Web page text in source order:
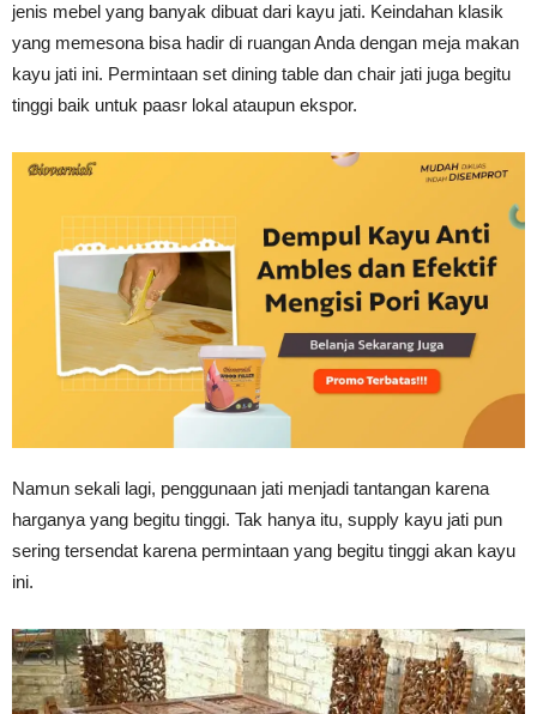
jenis mebel yang banyak dibuat dari kayu jati. Keindahan klasik
yang memesona bisa hadir di ruangan Anda dengan meja makan
kayu jati ini. Permintaan set dining table dan chair jati juga begitu
tinggi baik untuk paasr lokal ataupun ekspor.
Namun sekali lagi, penggunaan jati menjadi tantangan karena
harganya yang begitu tinggi. Tak hanya itu, supply kayu jati pun
sering tersendat karena permintaan yang begitu tinggi akan kayu
ini.